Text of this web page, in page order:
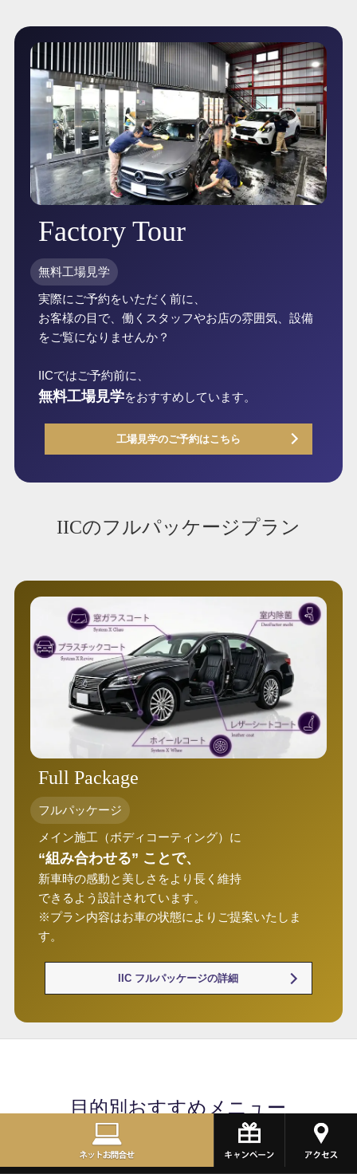
Factory Tour
無料工場見学
実際にご予約をいただく前に、
お客様の目で、働くスタッフやお店の雰囲気、設備
をご覧になりませんか？
IICではご予約前に、
無料工場見学をおすすめしています。
工場見学のご予約はこちら
IICのフルパッケージプラン
Full Package
フルパッケージ
メイン施工（ボディコーティング）に
“組み合わせる” ことで、
新車時の感動と美しさをより長く維持
できるよう設計されています。
※プラン内容はお車の状態によりご提案いたしま
す。
IIC フルパッケージの詳細
目的別おすすめメニュー